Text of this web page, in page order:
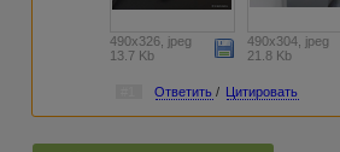
490x326, jpeg
13.7 Kb
490x304, jpeg
21.8 Kb
Ответить / Цитировать